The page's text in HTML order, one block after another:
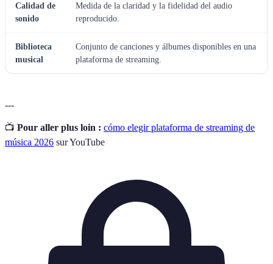
Calidad de
sonido
Medida de la claridad y la fidelidad del audio
reproducido.
Biblioteca
musical
Conjunto de canciones y álbumes disponibles en una
plataforma de streaming.
---
📺 Pour aller plus loin : cómo elegir plataforma de streaming de
música 2026 sur YouTube